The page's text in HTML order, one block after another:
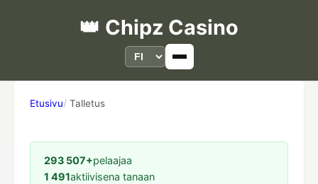
👑 Chipz Casino
Etusivu Talletus
293 507+pelaajaa
1 491aktiivisena tanaan